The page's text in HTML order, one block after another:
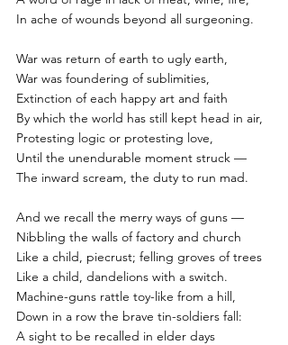
In ache of wounds beyond all surgeoning.
War was return of earth to ugly earth,
War was foundering of sublimities,
Extinction of each happy art and faith
By which the world has still kept head in air,
Protesting logic or protesting love,
Until the unendurable moment struck —
The inward scream, the duty to run mad.
And we recall the merry ways of guns —
Nibbling the walls of factory and church
Like a child, piecrust; felling groves of trees
Like a child, dandelions with a switch.
Machine-guns rattle toy-like from a hill,
Down in a row the brave tin-soldiers fall:
A sight to be recalled in elder days